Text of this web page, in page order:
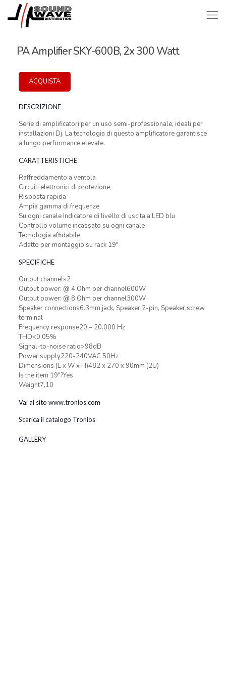
PA Amplifier SKY-600B, 2x 300 Watt
ACQUISTA
DESCRIZIONE
Serie di amplificatori per un uso semi-professionale, ideali per
installazioni Dj. La tecnologia di questo amplificatore garantisce
a lungo performance elevate.
CARATTERISTICHE
Raffreddamento a ventola
Circuiti elettronici di protezione
Risposta rapida
Ampia gamma di frequenze
Su ogni canale Indicatore di livello di uscita a LED blu
Controllo volume incassato su ogni canale
Tecnologia affidabile
Adatto per montaggio su rack 19″
SPECIFICHE
Output channels2
Output power: @ 4 Ohm per channel600W
Output power: @ 8 Ohm per channel300W
Speaker connections6.3mm jack, Speaker 2-pin, Speaker screw
terminal
Frequency response20 – 20.000 Hz
THD<0.05%
Signal-to-noise ratio>98dB
Power supply220-240VAC 50Hz
Dimensions (L x W x H)482 x 270 x 90mm (2U)
Is the item 19″?Yes
Weight7,10
Vai al sito www.tronios.com
Scarica il catalogo Tronios
GALLERY